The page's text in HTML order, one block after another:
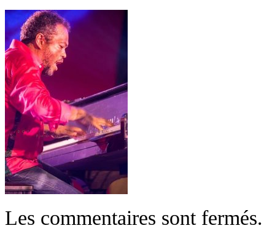
Les commentaires sont fermés.